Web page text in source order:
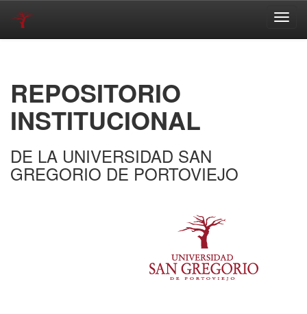
REPOSITORIO
INSTITUCIONAL
DE LA UNIVERSIDAD SAN
GREGORIO DE PORTOVIEJO